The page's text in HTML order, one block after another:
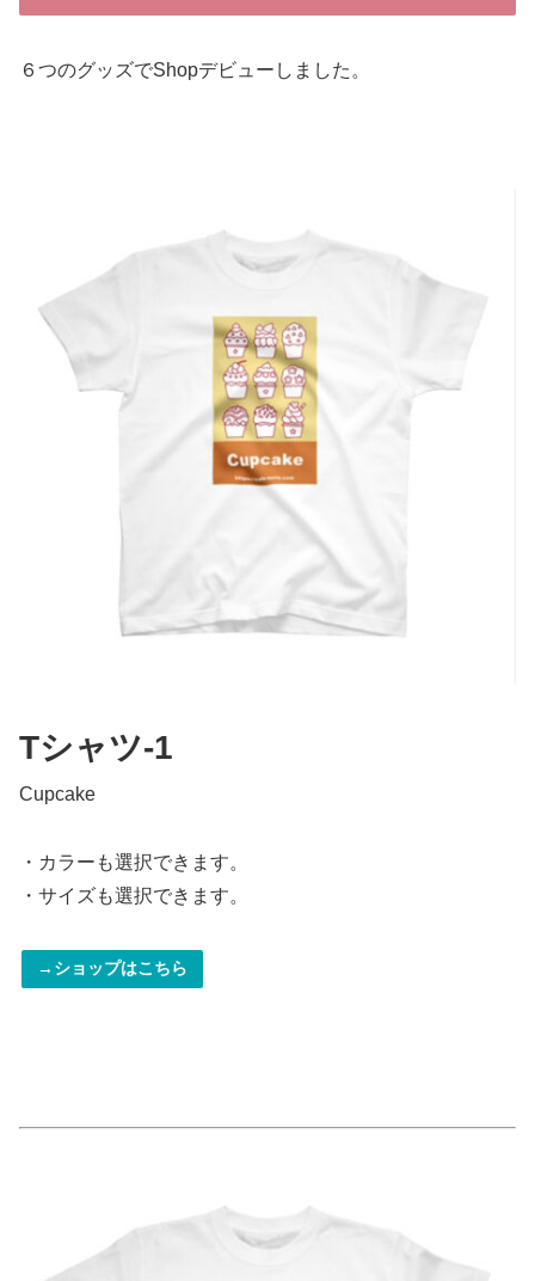
６つのグッズでShopデビューしました。
Tシャツ-1
Cupcake
・カラーも選択できます。
・サイズも選択できます。
→ショップはこちら